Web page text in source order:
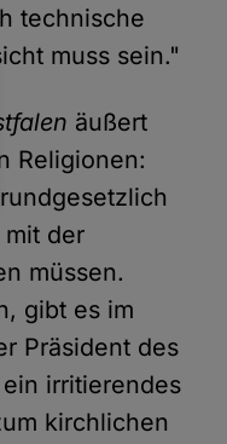
technische
muss sein."
äußert
Religionen:
der
müssen.
gibt es im
Präsident des
irritierendes
kirchlichen